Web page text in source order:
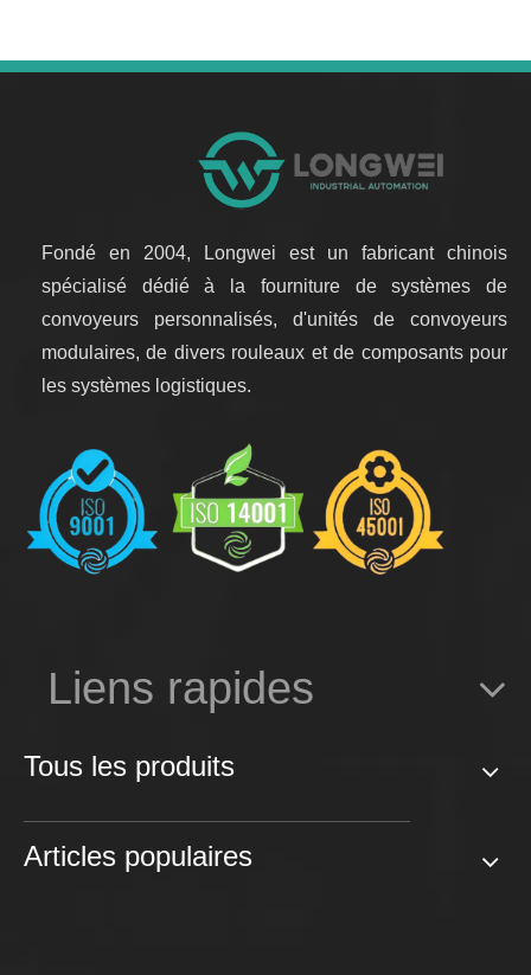
Fondé en 2004, Longwei est un fabricant chinois
spécialisé dédié à la fourniture de systèmes de
convoyeurs personnalisés, d'unités de convoyeurs
modulaires, de divers rouleaux et de composants pour
les systèmes logistiques.
Liens rapides
Tous les produits
Articles populaires